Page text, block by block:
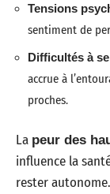
Tensions
sentiment de
Difficultés à
accrue à
proches.
La peur des
influence la
rester